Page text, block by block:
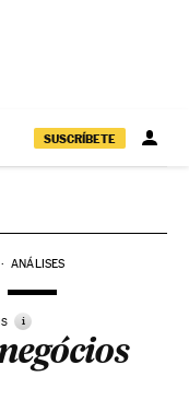
SUSCRÍBETE
ANÁLISES
i